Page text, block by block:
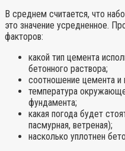
В среднем считается, что
это значение усредненное.
факторов:
какой тип цемента
бетонного раствора;
соотношение цемента и
температура
фундамента;
какая погода будет
пасмурная, ветреная);
насколько уплотнен